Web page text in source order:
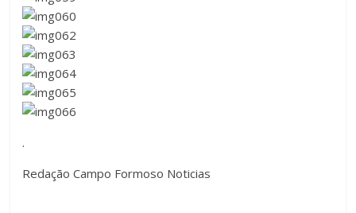
.
Redação Campo Formoso Noticias